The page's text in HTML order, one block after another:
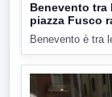
Benevento tra
piazza Fusco
Benevento è tra